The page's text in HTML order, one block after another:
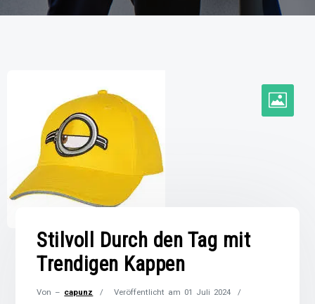
Stilvoll Durch den Tag mit
Trendigen Kappen
Von – capunz Veröffentlicht am 01 Juli 2024